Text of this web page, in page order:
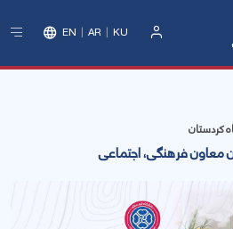
EN AR KU
کردستان
معاون فرهنگی، اجتماعی